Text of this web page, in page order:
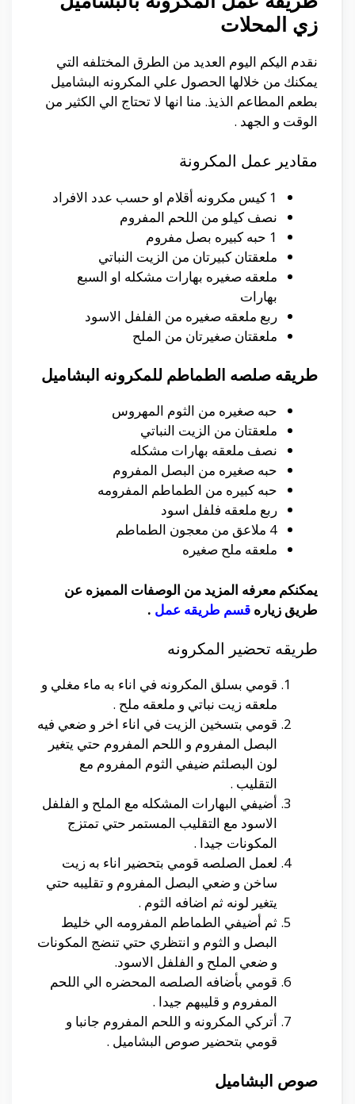
زي المحلات
نقدم اليكم اليوم العديد من الطرق المختلفه التي
يمكنك من خلالها الحصول علي المكرونه البشاميل
بطعم المطاعم الذيذ. منا انها لا تحتاج الي الكثير من
الوقت و الجهد .
مقادير عمل المكرونة
1 كيس مكرونه أقلام او حسب عدد الافراد
نصف كيلو من اللحم المفروم
1 حبه كبيره بصل مفروم
ملعقتان كبيرتان من الزيت النباتي
ملعقه صغيره بهارات مشكله او السبع
بهارات
ربع ملعقه صغيره من الفلفل الاسود
ملعقتان صغيرتان من الملح
طريقه صلصه الطماطم للمكرونه البشاميل
حبه صغيره من الثوم المهروس
ملعقتان من الزيت النباتي
نصف ملعقه بهارات مشكله
حبه صغيره من البصل المفروم
حبه كبيره من الطماطم المفرومه
ربع ملعقه فلفل اسود
4 ملاعق من معجون الطماطم
ملعقه ملح صغيره
يمكنكم معرفه المزيد من الوصفات المميزه عن
طريق زياره قسم طريقه عمل .
طريقه تحضير المكرونه
قومي بسلق المكرونه في اناء به ماء مغلي و
ملعقه زيت نباتي و ملعقه ملح .
قومي بتسخين الزيت في اناء اخر و ضعي فيه
البصل المفروم و اللحم المفروم حتي يتغير
لون البصلثم ضيفي الثوم المفروم مع
التقليب .
أضيفي البهارات المشكله مع الملح و الفلفل
الاسود مع التقليب المستمر حتي تمتزج
المكونات جيدا .
لعمل الصلصه قومي بتحضير اناء به زيت
ساخن و ضعي البصل المفروم و تقليبه حتي
يتغير لونه ثم اضافه الثوم .
ثم أضيفي الطماطم المفرومه الي خليط
البصل و الثوم و انتظري حتي تنضج المكونات
و ضعي الملح و الفلفل الاسود.
قومي بأضافه الصلصه المحضره الي اللحم
المفروم و قليبهم جيدا .
أتركي المكرونه و اللحم المفروم جانبا و
قومي بتحضير صوص البشاميل .
صوص البشاميل